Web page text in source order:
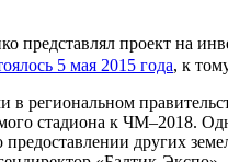
представлял проект на
5 мая 2015 года, к
региональном
стадиона к ЧМ–2018.
других